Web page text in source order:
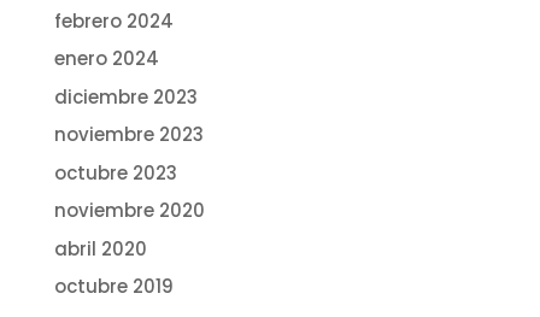
febrero 2024
enero 2024
diciembre 2023
noviembre 2023
octubre 2023
noviembre 2020
abril 2020
octubre 2019